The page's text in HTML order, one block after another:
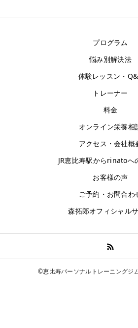
プログラム
悩み別解決法
体験レッスン・
トレーナー
料金
オンライン栄養相
アクセス・会社概
JR恵比寿駅からrinatoへ
お客様の声
ご予約・お問合わ
森拓郎オフィシャル
©恵比寿パーソナルトレーニングジ